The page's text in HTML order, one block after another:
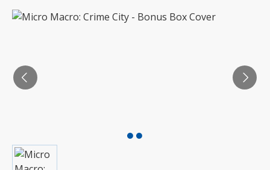
Bildergalerie überspringen